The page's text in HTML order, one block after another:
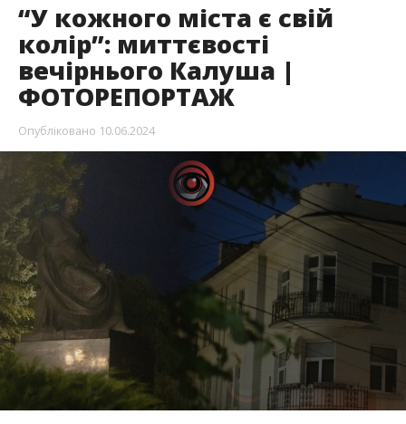
“У кожного міста є свій
колір”: миттєвості
вечірнього Калуша |
ФОТОРЕПОРТАЖ
Опубліковано 10.06.2024